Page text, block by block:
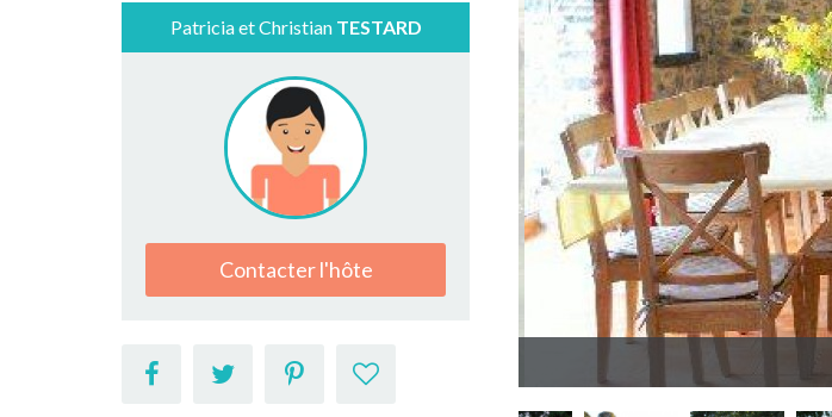
Patricia et Christian TESTARD
Contacter l'hôte